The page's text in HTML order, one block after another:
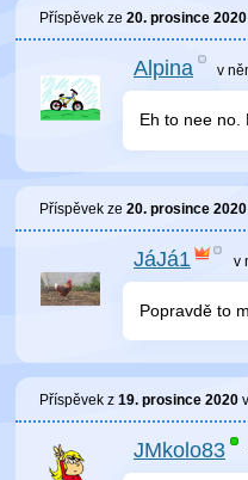
Příspěvek ze 20. prosince 2020
Alpina v
Eh to nee no.
Příspěvek ze 20. prosince 2020
JáJá1 v
Popravdě to
Příspěvek z 19. prosince 2020 v
JMkolo83